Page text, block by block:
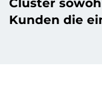
Cluster
Kunden die